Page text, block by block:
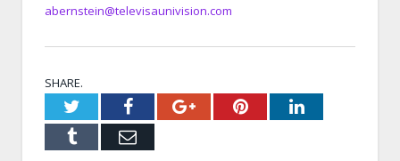
abernstein@televisaunivision.com
SHARE.
TwitterFacebookGoogle+PinterestLinkedIn
Tumblr Email